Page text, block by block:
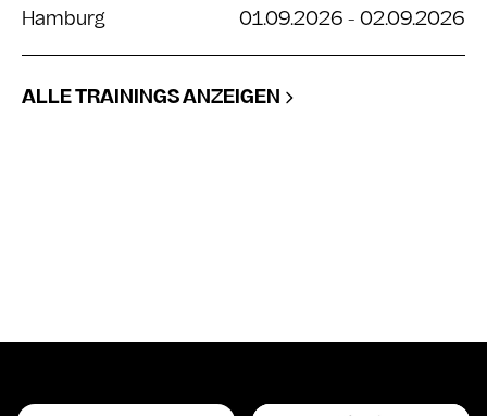
Hamburg 01.09.2026 - 02.09.2026
ALLE TRAININGS ANZEIGEN